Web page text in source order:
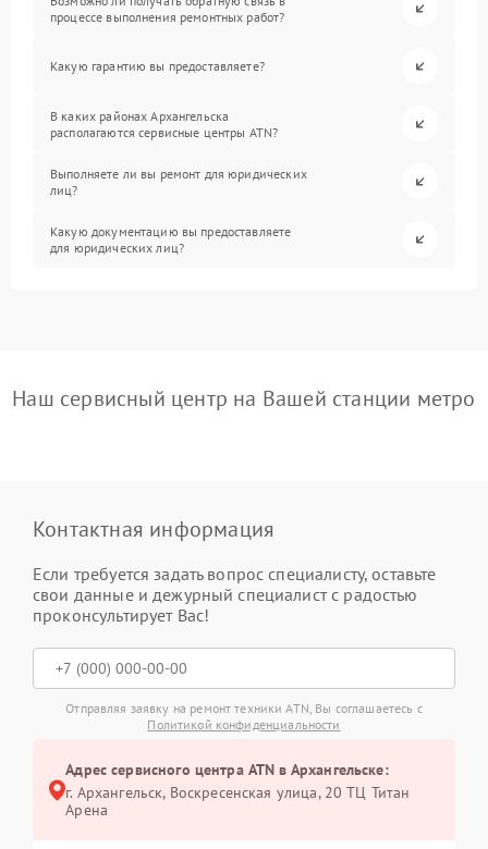
процессе выполнения ремонтных работ?
Какую гарантию вы предоставляете?
В каких районах Архангельска
располагаются сервисные центры ATN?
Выполняете ли вы ремонт для юридических
лиц?
Какую документацию вы предоставляете
для юридических лиц?
Наш сервисный центр на Вашей станции метро
Контактная информация
Если требуется задать вопрос специалисту, оставьте
свои данные и дежурный специалист с радостью
проконсультирует Вас!
Отправляя заявку на ремонт техники ATN, Вы соглашаетесь с
Политикой конфиденциальности
Адрес сервисного центра ATN в Архангельске:
г. Архангельск, Воскресенская улица, 20 ТЦ Титан
Арена